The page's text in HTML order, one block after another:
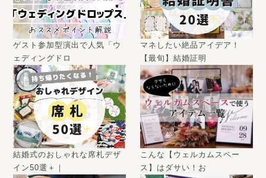
ゲスト参加型演出で人気「ウ
ェディングドロ
マネしたい絶品アイデア！
【最旬】結婚証明
結婚式のおしゃれな席札デザ
イン50選＋｜
こんな【ウェルカムスペー
ス】はダサい！お